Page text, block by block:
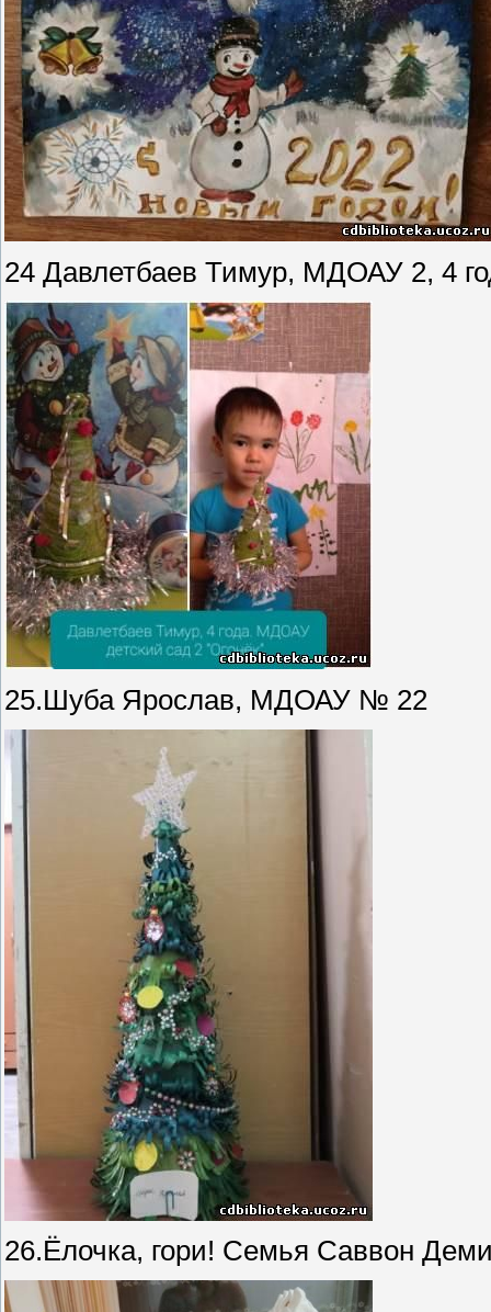
24 Давлетбаев Тимур, МДОАУ 2, 4
25.Шуба Ярослав, МДОАУ № 22
26.Ёлочка, гори! Семья Саввон